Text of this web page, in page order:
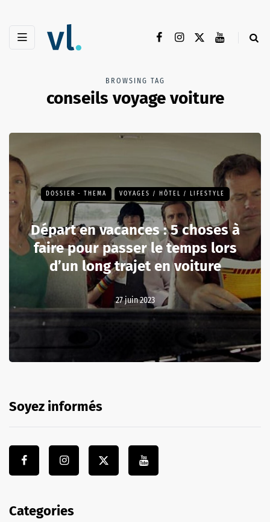
BROWSING TAG
conseils voyage voiture
DOSSIER - THEMA VOYAGES / HÔTEL / LIFESTYLE
Départ en vacances : 5 choses à
faire pour passer le temps lors
d’un long trajet en voiture
27 juin 2023
Soyez informés
Categories